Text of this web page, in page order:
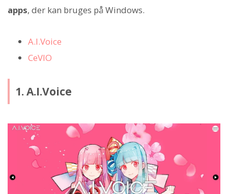
apps, der kan bruges på Windows.
A.I.Voice
CeVIO
1. A.I.Voice